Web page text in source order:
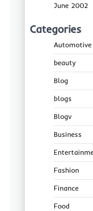
June 2002
Categories
Automotive
beauty
Blog
blogs
Blogv
Business
Fashion
Finance
Food